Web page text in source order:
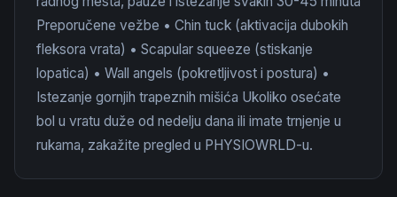
Preporučene vežbe • Chin tuck (aktivacija dubokih
fleksora vrata) • Scapular squeeze (stiskanje
lopatica) • Wall angels (pokretljivost i postura) •
Istezanje gornjih trapeznih mišića Ukoliko osećate
bol u vratu duže od nedelju dana ili imate trnjenje u
rukama, zakažite pregled u PHYSIOWRLD-u.